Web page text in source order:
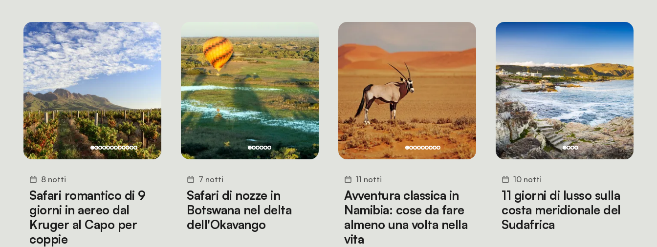
8 notti
Safari romantico di 9
giorni in aereo dal
Kruger al Capo per
coppie
7 notti
Safari di nozze in
Botswana nel delta
dell'Okavango
11 notti
Avventura classica in
Namibia: cose da fare
almeno una volta nella
vita
10 notti
11 giorni di lusso sulla
costa meridionale del
Sudafrica